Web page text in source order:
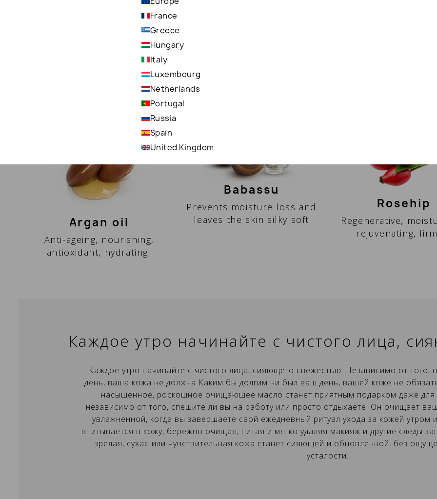
Создать список желаний
ВОЙТИ В СИСТЕМУ
France
Greece
Hungary
Italy
Luxembourg
Netherlands
Portugal
Russia
Spain
United Kingdom
ОСНОВНЫЕ ИНГРЕДИЕНТЫ
Argan oil
Anti-ageing, nourishing,
antioxidant, hydrating
Babassu
Prevents moisture loss and
leaves the skin silky soft
Rosehip
Regenerative,
rejuvenating,
Каждое утро начинайте с чистого лица,
Каждое утро начинайте с чистого лица, сияющего свежестью. Независимо от
день, ваша кожа не должна Каким бы долгим ни был ваш день, вашей коже не
насыщенное, роскошное очищающее масло станет приятным подарком даже для
независимо от того, спешите ли вы на работу или просто отдыхаете. Он очищает
увлажненной, когда вы завершаете свой ежедневный ритуал ухода за кожей утром
впитывается в кожу, бережно очищая, питая и мягко удаляя макияж и другие следы
зрелая, сухая или чувствительная кожа станет сияющей и обновленной, без
усталости.